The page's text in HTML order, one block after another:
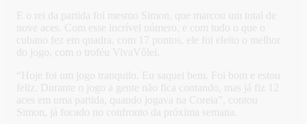
E o rei da partida foi mesmo Simon, que marcou um total de
nove aces. Com esse incrível número, e com tudo o que o
cubano fez em quadra, com 17 pontos, ele foi eleito o melhor
do jogo, com o troféu VivaVôlei.
“Hoje foi um jogo tranquilo. Eu saquei bem. Foi bom e estou
feliz. Durante o jogo a gente não fica contando, mas já fiz 12
aces em uma partida, quando jogava na Coreia”, contou
Simon, já focado no confronto da próxima semana.